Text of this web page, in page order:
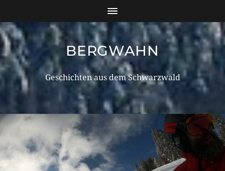
BERGWAHN
Geschichten aus dem Schwarzwald